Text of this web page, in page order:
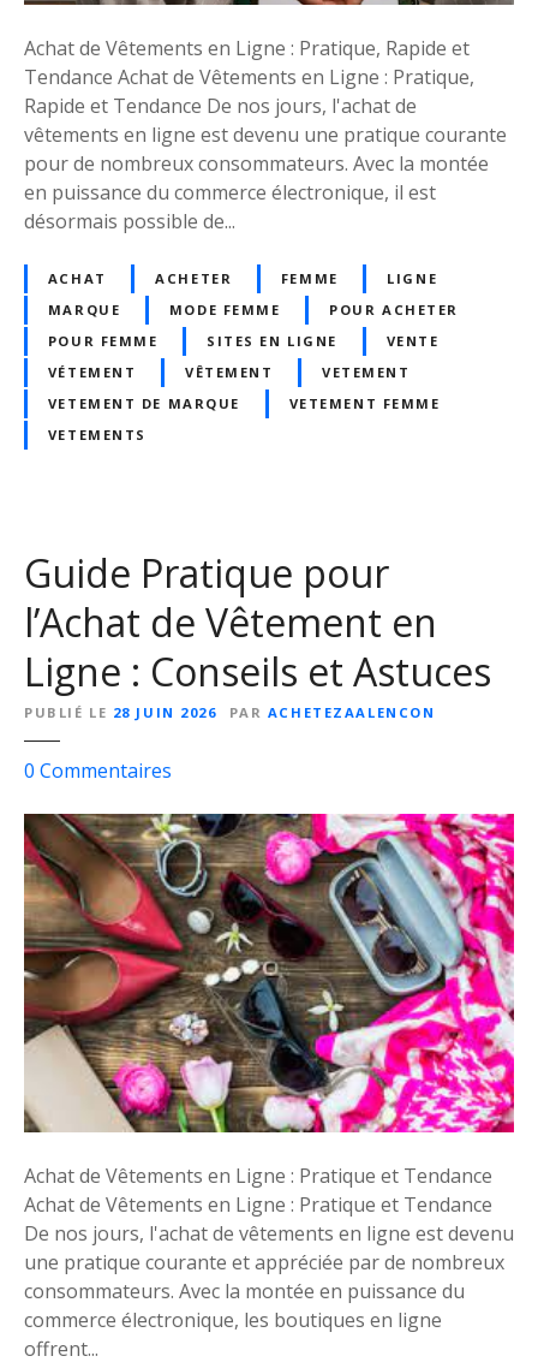
e
m
e
n
t
e
n
i
g
:
e
V
o
t
r
y
l
e
e
n
Q
u
e
l
q
u
s
C
l
i
s
Achat de Vêtements en Ligne : Pratique, Rapide et
Tendance Achat de Vêtements en Ligne : Pratique,
Rapide et Tendance De nos jours, l'achat de
vêtements en ligne est devenu une pratique courante
pour de nombreux consommateurs. Avec la montée
en puissance du commerce électronique, il est
désormais possible de...
ACHAT ACHETER FEMME
LIGNE
MARQUE
MODE FEMME
POUR ACHETER
POUR FEMME
SITES EN LIGNE
VENTE
VÉTEMENT
VÊTEMENT
VETEMENT
VETEMENT DE MARQUE
VETEMENT FEMME
VETEMENTS
Guide Pratique pour
l’Achat de Vêtement en
Ligne : Conseils et Astuces
PUBLIÉ LE 28 JUIN 2026 PAR ACHETEZAALENCON
0 Commentaires
r
G
u
i
d
e
P
r
a
t
i
u
e
p
o
u
r
Achat de Vêtements en Ligne : Pratique et Tendance
Achat de Vêtements en Ligne : Pratique et Tendance
De nos jours, l'achat de vêtements en ligne est devenu
une pratique courante et appréciée par de nombreux
consommateurs. Avec la montée en puissance du
commerce électronique, les boutiques en ligne
offrent...